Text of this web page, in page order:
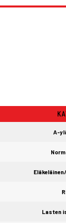
A-
Lasten